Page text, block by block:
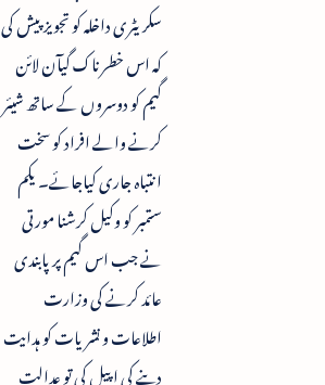
سکریٹری داخلہ کو تجویز پیش کی
کہ اس خطرناک گیآن لائن
گیم کو دوسروں کے ساتھ شیئر
کرنے والے افراد کو سخت
انتباہ جاری کیاجائے۔ یکم
ستمبر کو وکیل کرشنا مورتی
نے جب اس گیم پرپابندی
عائد کرنے کی وزارت
اطلاعات و نشریات کو ہدایت
دینے کی اپیل کی تو عدالت